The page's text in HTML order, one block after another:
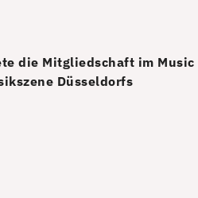
die Mitgliedschaft im Music
Düsseldorfs